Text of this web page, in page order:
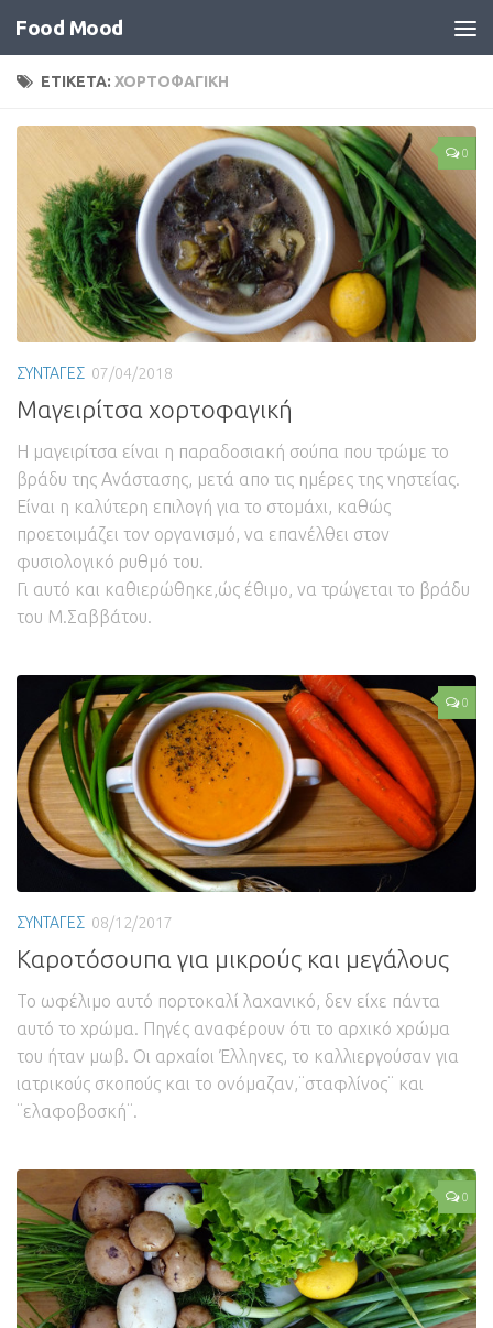
Food Mood
ΕΤΙΚΕΤΑ: ΧΟΡΤΟΦΑΓΙΚΗ
0
ΣΥΝΤΑΓΕΣ 07/04/2018
Μαγειρίτσα χορτοφαγική
Η μαγειρίτσα είναι η παραδοσιακή σούπα που τρώμε το
βράδυ της Ανάστασης, μετά απο τις ημέρες της νηστείας.
Είναι η καλύτερη επιλογή για το στομάχι, καθώς
προετοιμάζει τον οργανισμό, να επανέλθει στον
φυσιολογικό ρυθμό του.
Γι αυτό και καθιερώθηκε,ώς έθιμο, να τρώγεται το βράδυ
του Μ.Σαββάτου.
0
ΣΥΝΤΑΓΕΣ 08/12/2017
Καροτόσουπα για μικρούς και μεγάλους
Το ωφέλιμο αυτό πορτοκαλί λαχανικό, δεν είχε πάντα
αυτό το χρώμα. Πηγές αναφέρουν ότι το αρχικό χρώμα
του ήταν μωβ. Οι αρχαίοι Έλληνες, το καλλιεργούσαν για
ιατρικούς σκοπούς και το ονόμαζαν,¨σταφλίνος¨ και
¨ελαφοβοσκή¨.
0